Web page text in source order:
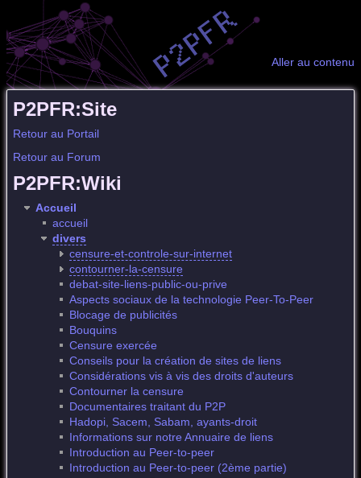
Aller au contenu
P2PFR:Site
Retour au Portail
Retour au Forum
P2PFR:Wiki
Accueil
accueil
divers
censure-et-controle-sur-internet
contourner-la-censure
debat-site-liens-public-ou-prive
Aspects sociaux de la technologie Peer-To-Peer
Blocage de publicités
Bouquins
Censure exercée
Conseils pour la création de sites de liens
Considérations vis à vis des droits d'auteurs
Contourner la censure
Documentaires traitant du P2P
Hadopi, Sacem, Sabam, ayants-droit
Informations sur notre Annuaire de liens
Introduction au Peer-to-peer
Introduction au Peer-to-peer (2ème partie)